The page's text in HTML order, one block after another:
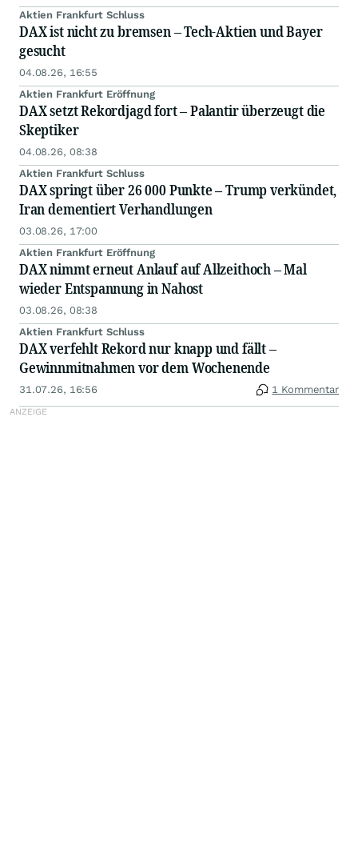
Aktien Frankfurt Schluss
DAX ist nicht zu bremsen – Tech-Aktien und Bayer
gesucht
04.08.26, 16:55
Aktien Frankfurt Eröffnung
DAX setzt Rekordjagd fort – Palantir überzeugt die
Skeptiker
04.08.26, 08:38
Aktien Frankfurt Schluss
DAX springt über 26 000 Punkte – Trump verkündet,
Iran dementiert Verhandlungen
03.08.26, 17:00
Aktien Frankfurt Eröffnung
DAX nimmt erneut Anlauf auf Allzeithoch – Mal
wieder Entspannung in Nahost
03.08.26, 08:38
Aktien Frankfurt Schluss
DAX verfehlt Rekord nur knapp und fällt –
Gewinnmitnahmen vor dem Wochenende
31.07.26, 16:56 1 Kommentar